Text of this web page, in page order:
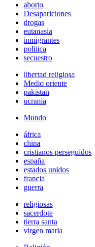
aborto
Desapariciones
drogas
eutanasia
inmigrantes
política
secuestro
libertad religiosa
Medio oriente
pakistan
ucrania
Mundo
áfrica
china
cristianos perseguidos
españa
estados unidos
francia
guerra
religiosas
sacerdote
tierra santa
virgen maria